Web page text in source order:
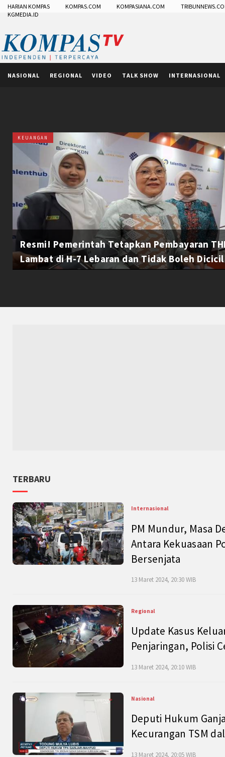
HARIAN KOMPAS KOMPAS.COM KOMPASIANA.COM
KGMEDIA.ID
NASIONAL REGIONAL VIDEO TALK SHOW INTERNASIONAL
KEUANGAN
Resmi! Pemerintah Tetapkan Pembayaran
Lambat di H-7 Lebaran dan Tidak Boleh Dicicil
TERBARU
Internasional
PM Mundur, Masa
Antara Kekuasaan
Bersenjata
13 Maret 2024, 20:30 WIB
Regional
Update Kasus
Penjaringan, Polisi
13 Maret 2024, 20:10 WIB
Nasional
Deputi Hukum
Kecurangan TSM
13 Maret 2024, 20:05 WIB